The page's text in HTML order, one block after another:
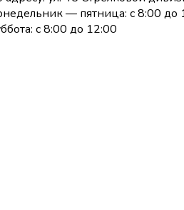
— пятница: с 8:00 до
с 8:00 до 12:00